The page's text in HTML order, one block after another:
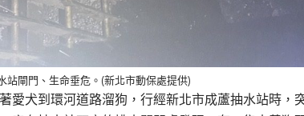
站閘門、生命垂危。(新北市動保處提供)
愛犬到環河道路溜狗，行經新北市成蘆抽水站時，